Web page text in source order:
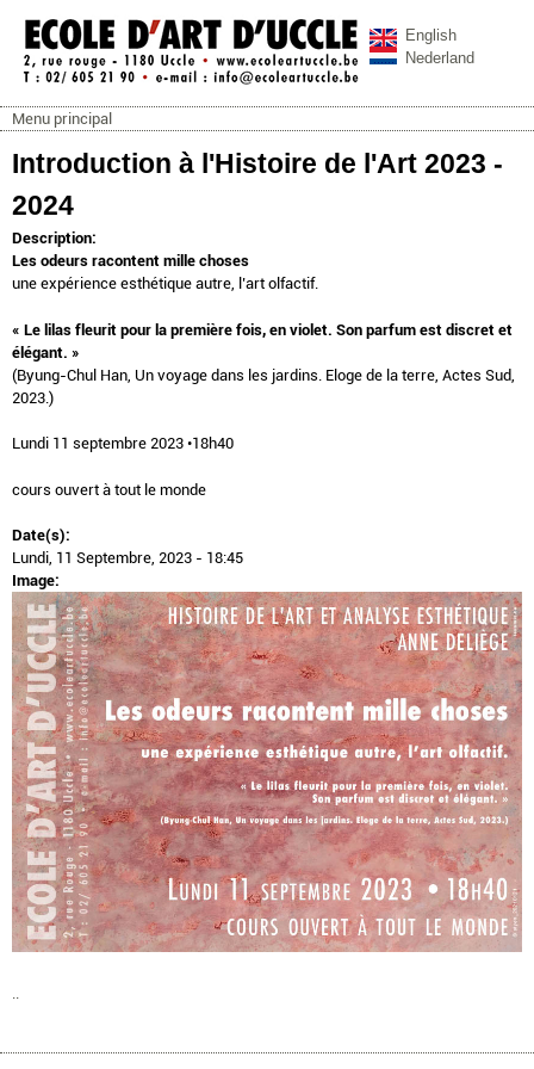
Aller au contenu principal
ecoleartuccle.be
English
Nederland
Menu principal
Menu principal
Introduction à l'Histoire de l'Art 2023 -
2024
Description:
Les odeurs racontent mille choses
une expérience esthétique autre, l’art olfactif.
« Le lilas fleurit pour la première fois, en violet. Son parfum est discret et
élégant. »
(Byung-Chul Han, Un voyage dans les jardins. Eloge de la terre, Actes Sud,
2023.)
Lundi 11 septembre 2023 •18h40
cours ouvert à tout le monde
Date(s):
Lundi, 11 Septembre, 2023 - 18:45
Image:
..